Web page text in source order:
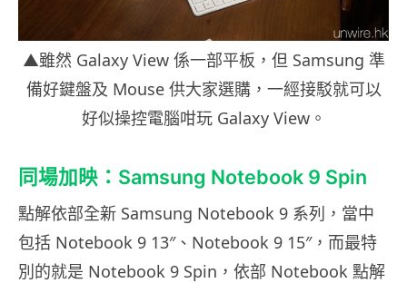
▲雖然 Galaxy View 係一部平板，但 Samsung 準
備好鍵盤及 Mouse 供大家選購，一經接駁就可以
好似操控電腦咁玩 Galaxy View。
同場加映：Samsung Notebook 9 Spin
點解依部全新 Samsung Notebook 9 系列，當中
包括 Notebook 9 13″、Notebook 9 15″，而最特
別的就是 Notebook 9 Spin，依部 Notebook 點解